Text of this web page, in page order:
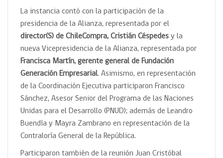
La instancia contó con la participación de la
presidencia de la Alianza, representada por el
director(S) de ChileCompra, Cristián Céspedes y la
nueva Vicepresidencia de la Alianza, representada por
Francisca Martín, gerente general de Fundación
Generación Empresarial. Asimismo, en representación
de la Coordinación Ejecutiva participaron Francisco
Sánchez, Asesor Senior del Programa de las Naciones
Unidas para el Desarrollo (PNUD); además de Leandro
Buendía y Mayra Zambrano en representación de la
Contraloría General de la República.
Participaron también de la reunión Juan Cristóbal